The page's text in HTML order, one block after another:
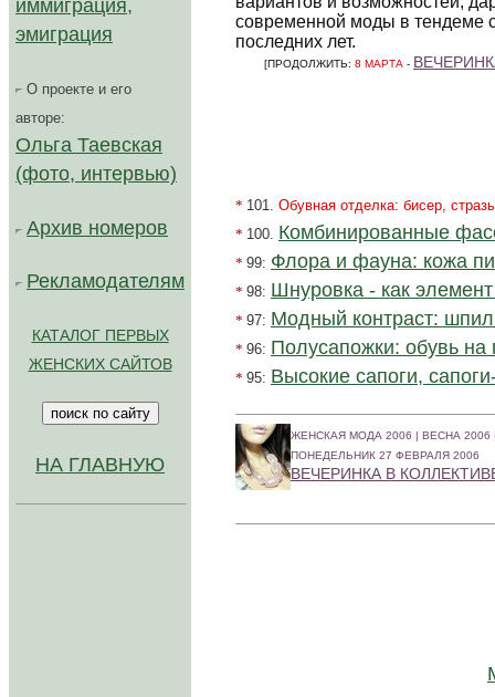
иммиграция,
эмиграция
О проекте и его
авторе:
Ольга Таевская
(фото, интервью)
Архив номеров
Рекламодателям
КАТАЛОГ ПЕРВЫХ
ЖЕНСКИХ САЙТОВ
НА ГЛАВНУЮ
современной моды в тендеме
последних лет.
[ПРОДОЛЖИТЬ: 8 МАРТА - В
* 101. Обувная отделка: бисер,
* 100. Комбинированные
* 99: Флора и фауна: кожа
* 98: Шнуровка - как
* 97: Модный контраст:
* 96: Полусапожки: обувь на
* 95: Высокие сапоги,
ЖЕНСКАЯ МОДА 2006 | ВЕСНА 2006
ПОНЕДЕЛЬНИК 27 ФЕВРАЛЯ 2006
ВЕЧЕРИНКА В